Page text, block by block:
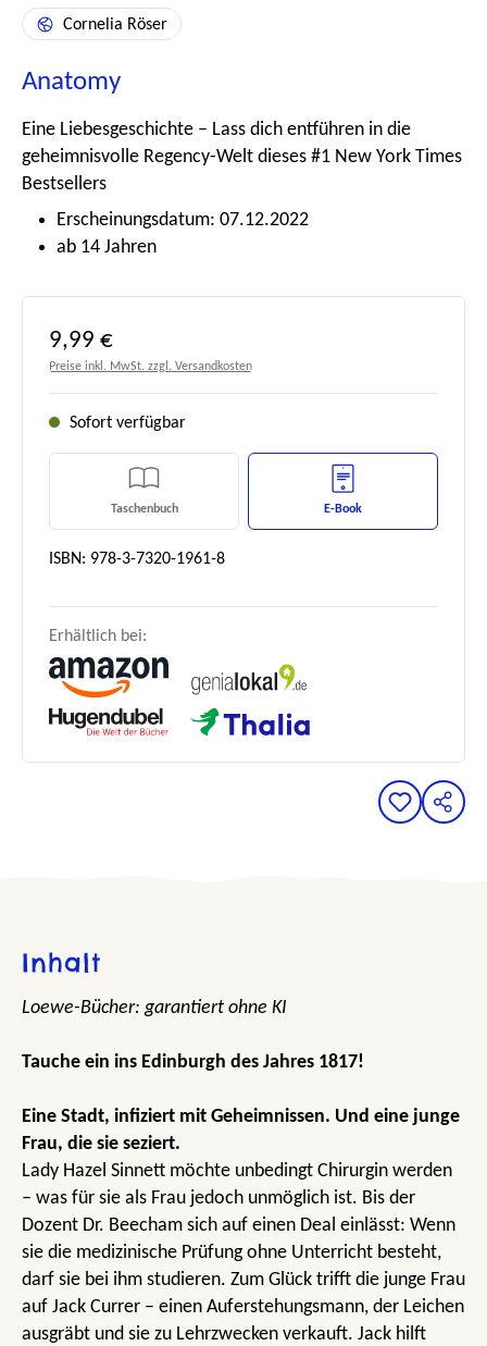
Cornelia Röser
Anatomy
Eine Liebesgeschichte – Lass dich entführen in die
geheimnisvolle Regency-Welt dieses #1 New York Times
Bestsellers
Erscheinungsdatum: 07.12.2022
ab 14 Jahren
Regulärer Preis:
9,99 €
Preise inkl. MwSt. zzgl. Versandkosten
Sofort verfügbar
Taschenbuch E-Book
ISBN: 978-3-7320-1961-8
Erhältlich bei:
Inhalt
Loewe-Bücher: garantiert ohne KI
Tauche ein ins Edinburgh des Jahres 1817!
Eine Stadt, infiziert mit Geheimnissen. Und eine junge
Frau, die sie seziert.
Lady Hazel Sinnett möchte unbedingt Chirurgin werden
– was für sie als Frau jedoch unmöglich ist. Bis der
Dozent Dr. Beecham sich auf einen Deal einlässt: Wenn
sie die medizinische Prüfung ohne Unterricht besteht,
darf sie bei ihm studieren. Zum Glück trifft die junge Frau
auf Jack Currer – einen Auferstehungsmann, der Leichen
ausgräbt und sie zu Lehrzwecken verkauft. Jack hilft